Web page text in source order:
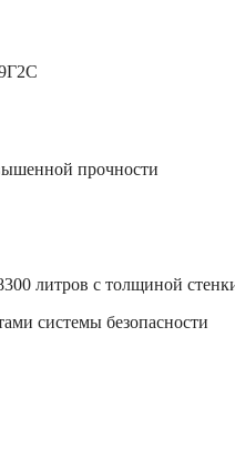
прочности
литров с толщиной
системы безопасности